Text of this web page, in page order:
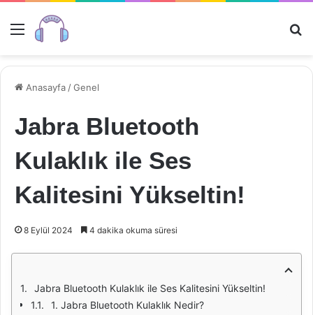
Menü
Anasayfa /Genel
Jabra Bluetooth
Kulaklık ile Ses
Kalitesini Yükseltin!
8 Eylül 2024 4 dakika okuma süresi
Jabra Bluetooth Kulaklık ile Ses Kalitesini Yükseltin!
1. Jabra Bluetooth Kulaklık Nedir?